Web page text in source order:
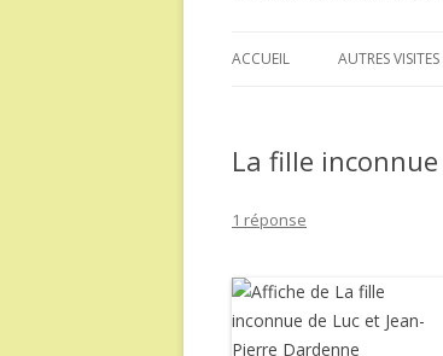
ACCUEIL AUTRES VISITES
La fille
1 réponse